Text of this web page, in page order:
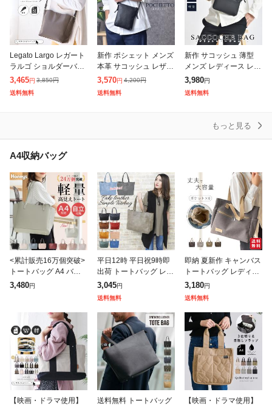
Legato Largo レガート
ラルゴ ショルダーバッ
グ レディース 斜めがけ
大人 軽量 ミニショルダ
ー あおりポケット
3,465円 3,850円
送料無料
新作 ポシェット メンズ
本革 サコッシュ レザー
軽量 ミニショルダー 小
さめ ファスナー シンプ
ル 牛革 縦型 薄い 斜め
3,570円 4,200円
送料無料
新作 サコッシュ 薄型
メンズ レディース レザ
ー ショルダーバッグ ポ
シェット 牛床革 スプリ
ットレザー 斜めがけ ブ
3,980円
送料無料
もっと見る
A4収納バッグ
<累計販売16万個突破>
トートバッグ A4 バッ
グ レディース 通勤バッ
3,480円
平日12時 平日祝9時即
出荷 トートバッグ レデ
ィース 大きめ A4 通勤
通学 肩掛け 大容量 軽
量 合皮 革 ビジネスバ
ッグ
3,045円
送料無料
即納 夏新作 キャンバス
トートバッグ レディー
ス 肩掛けバッグ かばん
カバン ジッパー式 手提
げかばん 自立 A4 大容
量
3,180円
送料無料
【映画・ドラマ使用】
送料無料 トートバッグ
【映画・ドラマ使用】